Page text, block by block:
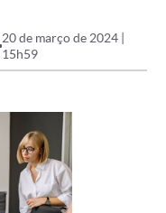
20 de março de 2024 |
15h59